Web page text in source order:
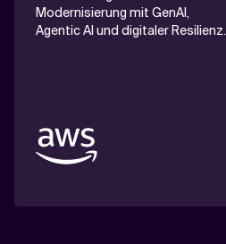
Modernisierung mit GenAI,
Agentic AI und digitaler Resilienz.